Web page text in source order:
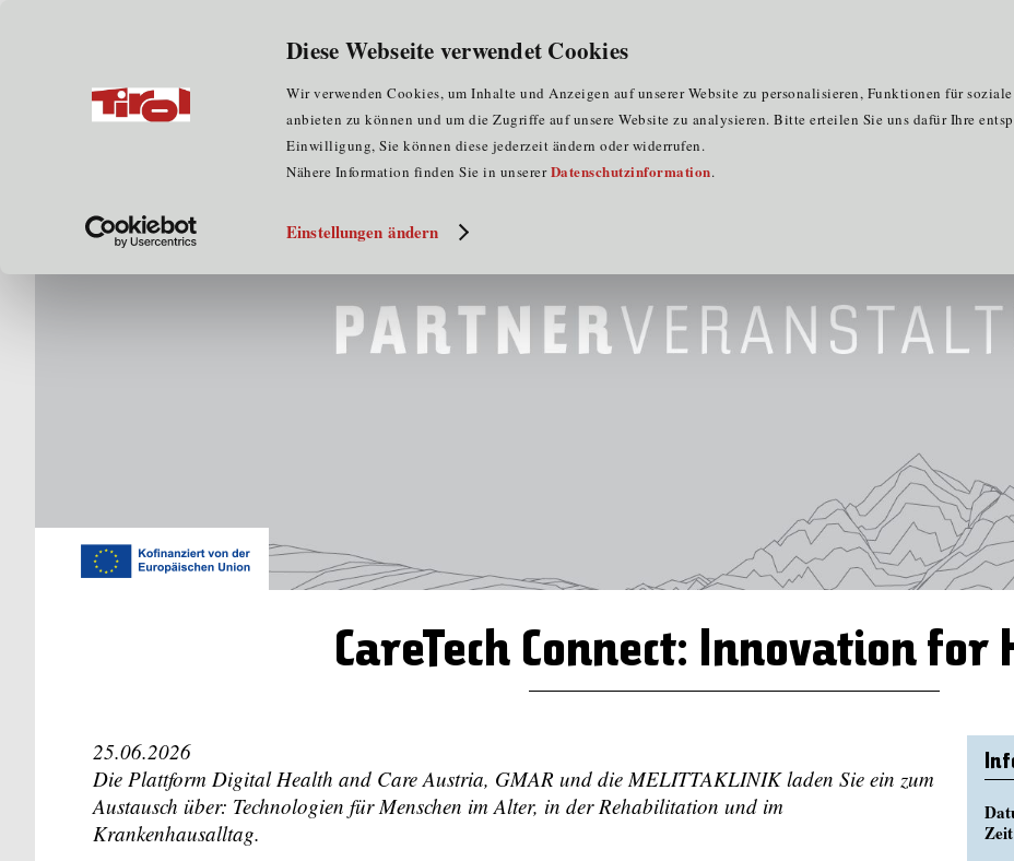
Diese Webseite verwendet Cookies
Wir verwenden Cookies, um Inhalte und Anzeigen auf unserer Website zu personalisieren, Funktionen für
anbieten zu können und um die Zugriffe auf unsere Website zu analysieren. Bitte erteilen Sie uns dafür Ihre
Einwilligung, Sie können diese jederzeit ändern oder widerrufen.
Nähere Information finden Sie in unsererDatenschutzinformation.
Einstellungen ändern
Home Veranstaltungen
CareTech Connect: Innovation for
25.06.2026
Die Plattform Digital Health and Care Austria, GMAR und die MELITTAKLINIK laden Sie ein zum
Austausch über: Technologien für Menschen im Alter, in der Rehabilitation und im
Krankenhausalltag.